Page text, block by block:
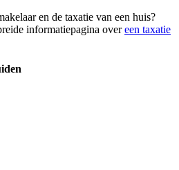
en de taxatie van een huis?
informatiepagina overeen taxatie